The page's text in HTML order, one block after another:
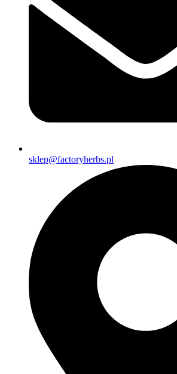
sklep@factoryherbs.pl